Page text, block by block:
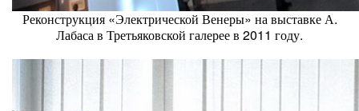
Реконструкция «Электрической Венеры» на выставке А.
Лабаса в Третьяковской галерее в 2011 году.